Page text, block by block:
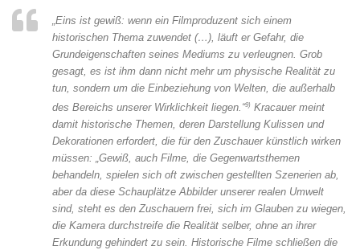
„Eins ist gewiß: wenn ein Filmproduzent sich einem
historischen Thema zu­wendet (…), läuft er Gefahr, die
Grundeigenschaften seines Mediums zu verleugnen. Grob
gesagt, es ist ihm dann nicht mehr um physische Realität zu
tun, sondern um die Einbeziehung von Welten, die außerhalb
des Bereichs unserer Wirklichkeit liegen.“9)
Kracauer meint
damit historische Themen, deren Darstellung Kulissen und
Dekorationen erfordert, die für den Zuschauer künstlich wirken
müssen: „Gewiß, auch Filme, die Gegenwartsthemen
behandeln, spielen sich oft zwischen gestellten Szenerien ab,
aber da diese Schauplätze Abbilder unserer realen Umwelt
sind, steht es den Zuschauern frei, sich im Glauben zu wiegen,
die Kamera durchstreife die Realität selber, ohne an ihrer
Erkundung gehindert zu sein. Historische Filme schließen die